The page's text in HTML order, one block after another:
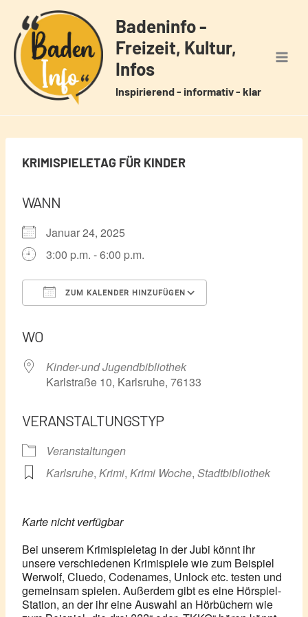
Inhalt
springen
Badeninfo -
Freizeit, Kultur,
Infos
Inspirierend - informativ - klar
KRIMISPIELETAG FÜR KINDER
WANN
Januar 24, 2025
3:00 p.m. - 6:00 p.m.
ZUM KALENDER HINZUFÜGEN
WO
Kinder-und Jugendbibliothek
Karlstraße 10, Karlsruhe, 76133
VERANSTALTUNGSTYP
Veranstaltungen
Karlsruhe, Krimi, Krimi Woche, Stadtbibliothek
Karte nicht verfügbar
Bei unserem Krimispieletag in der Jubi könnt ihr
unsere verschiedenen Krimispiele wie zum Beispiel
Werwolf, Cluedo, Codenames, Unlock etc. testen und
gemeinsam spielen. Außerdem gibt es eine Hörspiel-
Station, an der ihr eine Auswahl an Hörbüchern wie